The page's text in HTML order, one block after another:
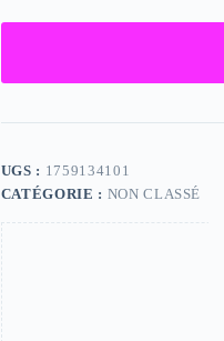
UGS : 1759134101
CATÉGORIE : NON CLASSÉ